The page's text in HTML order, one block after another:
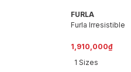
FURLA
Furla Irresistible
1,910,000₫
1 Sizes